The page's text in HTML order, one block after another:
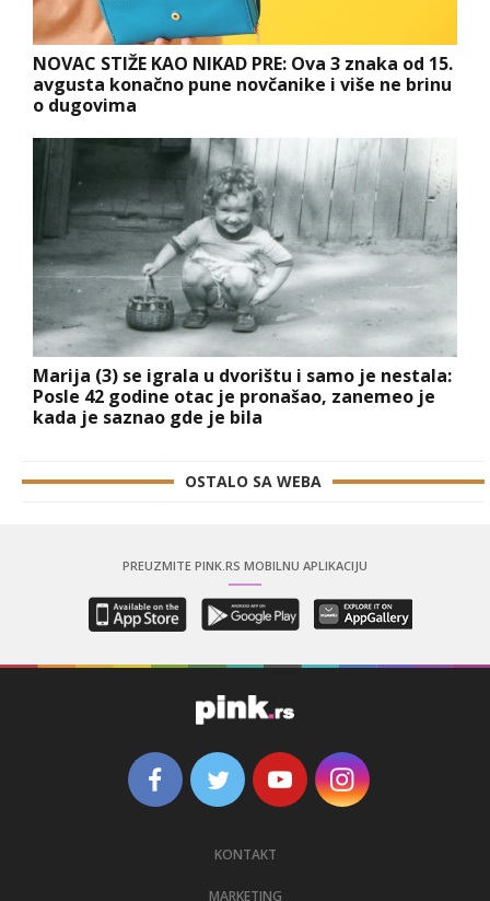
NOVAC STIŽE KAO NIKAD PRE: Ova 3 znaka od 15.
avgusta konačno pune novčanike i više ne brinu
o dugovima
Marija (3) se igrala u dvorištu i samo je nestala:
Posle 42 godine otac je pronašao, zanemeo je
kada je saznao gde je bila
OSTALO SA WEBA
PREUZMITE PINK.RS MOBILNU APLIKACIJU
KONTAKT
MARKETING